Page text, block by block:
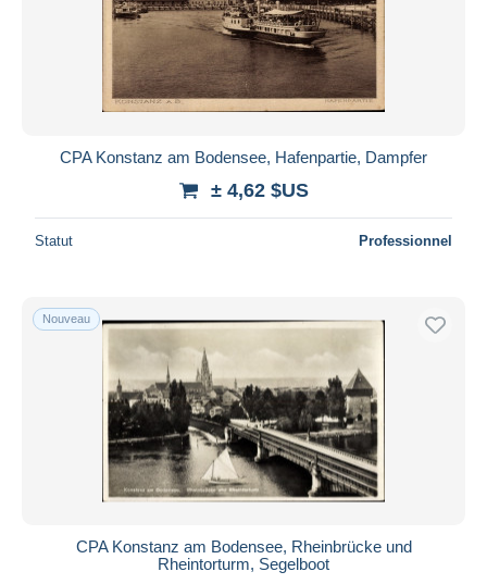
CPA Konstanz am Bodensee, Hafenpartie, Dampfer
± 4,62 $US
Statut Professionnel
Nouveau
CPA Konstanz am Bodensee, Rheinbrücke und
Rheintorturm, Segelboot